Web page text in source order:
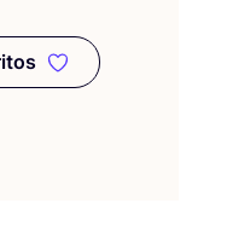
a favoritos